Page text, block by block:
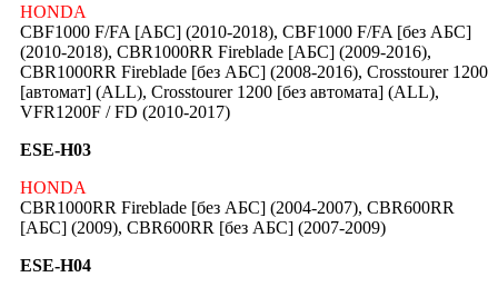
HONDA
CBF1000 F/FA [АБС] (2010-2018), CBF1000 F/FA [без АБС]
(2010-2018), CBR1000RR Fireblade [АБС] (2009-2016),
CBR1000RR Fireblade [без АБС] (2008-2016), Crosstourer 1200
[автомат] (ALL), Crosstourer 1200 [без автомата] (ALL),
VFR1200F / FD (2010-2017)
ESE-H03
HONDA
CBR1000RR Fireblade [без АБС] (2004-2007), CBR600RR
[АБС] (2009), CBR600RR [без АБС] (2007-2009)
ESE-H04